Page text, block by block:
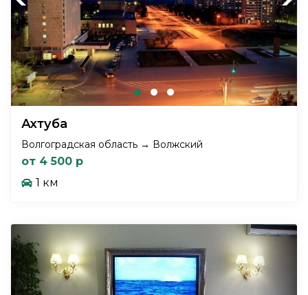
Ахтуба
Волгоградская область → Волжский
от 4 500 р
1 км